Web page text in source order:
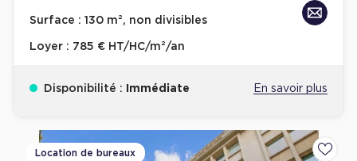
Achat de Bureaux à Rennes
Collections de Bureaux
Immeuble de bureaux avec services
Surface : 130 m², non divisibles
Loyer : 785 € HT/HC/m²/an
Disponibilité : Immédiate En savoir plus
Location de bureaux